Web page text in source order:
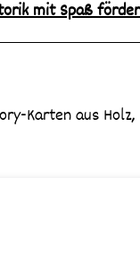
mit Spaß
Karten aus